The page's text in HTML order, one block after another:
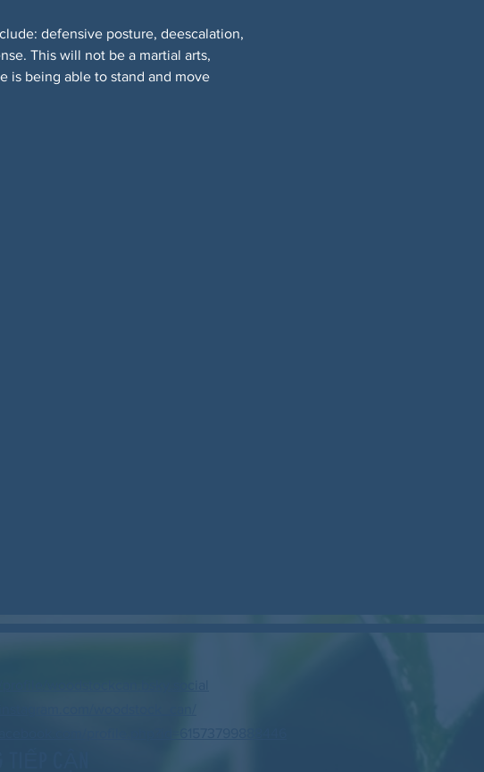
defensive posture, deescalation,
This will not be a martial arts,
is being able to stand and move